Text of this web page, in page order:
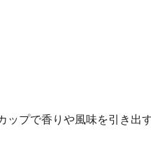
プで香りや風味を引き出